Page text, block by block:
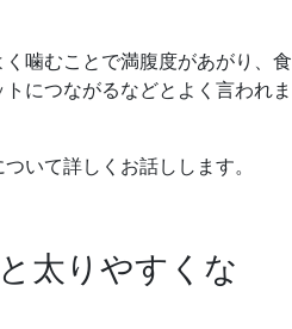
噛むことで満腹度があがり、食
につながるなどとよく言われま
いて詳しくお話しします。
太りやすくな